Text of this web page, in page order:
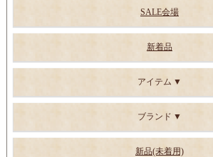
SALE会場
新着品
アイテム
ブランド
新品(未着用)